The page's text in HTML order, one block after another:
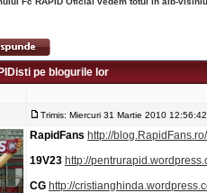
pe blogurile lor
Trimis: Miercuri 31 Martie 2010 12:56:42
RapidFans http://blog.RapidFans.ro/
19V23 http://
CG http://